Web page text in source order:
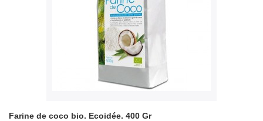
Farine de coco bio. Ecoidée. 400 Gr